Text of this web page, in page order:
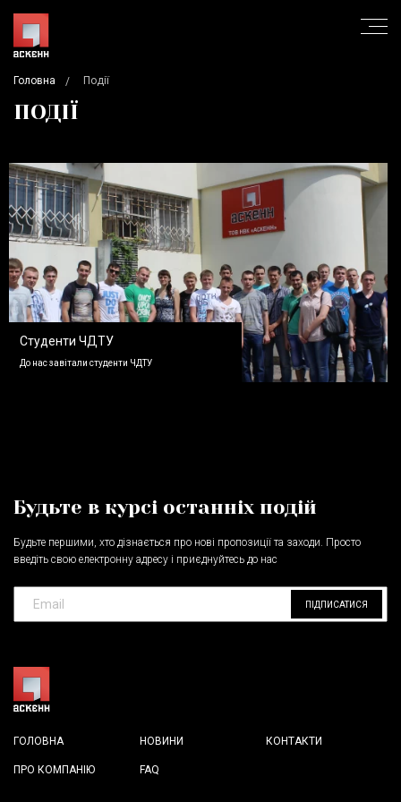
Головна Події
ПОДІЇ
Студенти ЧДТУ
До нас завітали студенти ЧДТУ
Будьте в курсі останніх подій
Будьте першими, хто дізнається про нові пропозиції та заходи. Просто
введіть свою електронну адресу і приєднуйтесь до нас
ПІДПИСАТИСЯ
ГОЛОВНА
ПРО КОМПАНІЮ
НОВИНИ
FAQ
КОНТАКТИ